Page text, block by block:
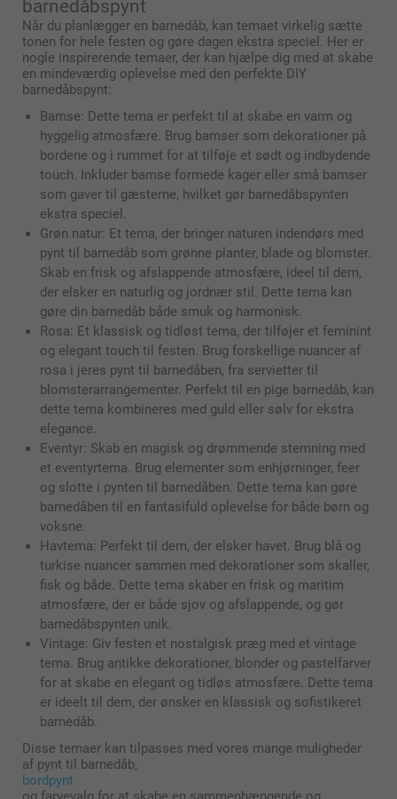
barnedåbspynt
Når du planlægger en barnedåb, kan temaet virkelig sætte
tonen for hele festen og gøre dagen ekstra speciel. Her er
nogle inspirerende temaer, der kan hjælpe dig med at skabe
en mindeværdig oplevelse med den perfekte DIY
barnedåbspynt:
Bamse: Dette tema er perfekt til at skabe en varm og
hyggelig atmosfære. Brug bamser som dekorationer på
bordene og i rummet for at tilføje et sødt og indbydende
touch. Inkluder bamse formede kager eller små bamser
som gaver til gæsterne, hvilket gør barnedåbspynten
ekstra speciel.
Grøn natur: Et tema, der bringer naturen indendørs med
pynt til barnedåb som grønne planter, blade og blomster.
Skab en frisk og afslappende atmosfære, ideel til dem,
der elsker en naturlig og jordnær stil. Dette tema kan
gøre din barnedåb både smuk og harmonisk.
Rosa: Et klassisk og tidløst tema, der tilføjer et feminint
og elegant touch til festen. Brug forskellige nuancer af
rosa i jeres pynt til barnedåben, fra servietter til
blomsterarrangementer. Perfekt til en pige barnedåb, kan
dette tema kombineres med guld eller sølv for ekstra
elegance.
Eventyr: Skab en magisk og drømmende stemning med
et eventyrtema. Brug elementer som enhjørninger, feer
og slotte i pynten til barnedåben. Dette tema kan gøre
barnedåben til en fantasifuld oplevelse for både børn og
voksne.
Havtema: Perfekt til dem, der elsker havet. Brug blå og
turkise nuancer sammen med dekorationer som skaller,
fisk og både. Dette tema skaber en frisk og maritim
atmosfære, der er både sjov og afslappende, og gør
barnedåbspynten unik.
Vintage: Giv festen et nostalgisk præg med et vintage
tema. Brug antikke dekorationer, blonder og pastelfarver
for at skabe en elegant og tidløs atmosfære. Dette tema
er ideelt til dem, der ønsker en klassisk og sofistikeret
barnedåb.
Disse temaer kan tilpasses med vores mange muligheder
af pynt til barnedåb,
bordpynt